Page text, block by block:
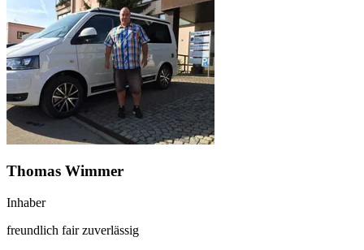
Thomas Wimmer
Inhaber
freundlich fair zuverlässig